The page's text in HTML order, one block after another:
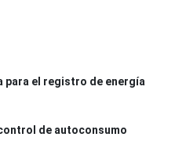
para el registro de energía
de autoconsumo